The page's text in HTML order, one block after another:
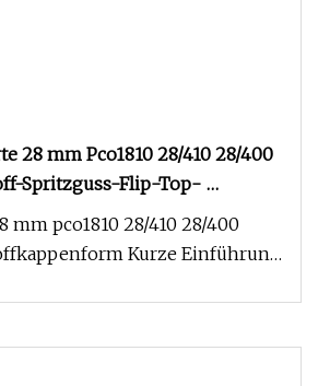
28 mm Pco1810 28/410 28/400
Spritzguss-Flip-Top-
mm pco1810 28/410 28/400
Kurze Einführung